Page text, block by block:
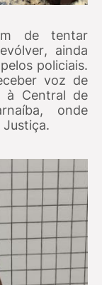
de tentar
ainda
policiais.
voz de
à Central de
onde
Justiça.